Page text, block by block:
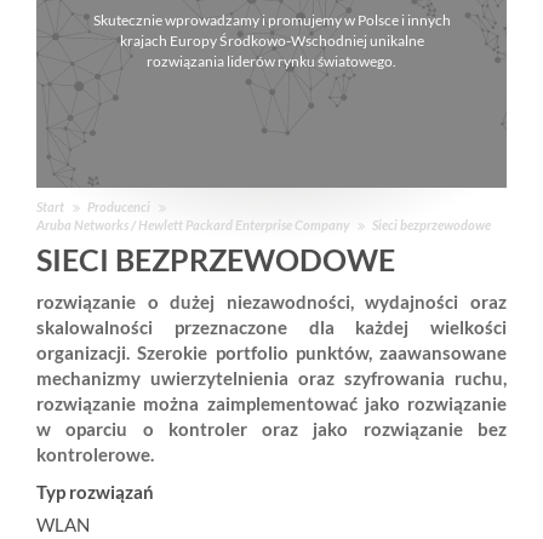
Skutecznie wprowadzamy i promujemy w Polsce i innych
krajach Europy Środkowo-Wschodniej unikalne
rozwiązania liderów rynku światowego.
Start
Producenci
Aruba Networks / Hewlett Packard Enterprise Company
Sieci bezprzewodowe
SIECI BEZPRZEWODOWE
rozwiązanie o dużej niezawodności, wydajności oraz
skalowalności przeznaczone dla każdej wielkości
organizacji. Szerokie portfolio punktów, zaawansowane
mechanizmy uwierzytelnienia oraz szyfrowania ruchu,
rozwiązanie można zaimplementować jako rozwiązanie
w oparciu o kontroler oraz jako rozwiązanie bez
kontrolerowe.
Typ rozwiązań
WLAN